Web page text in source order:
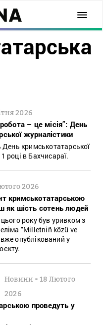
2026
– це місія”: День
журналістики
День кримськотатарської
році в Бахчисараї.
2026
кримськотатарською
як шість сотень людей
року був уривком з
"Milletniñ közü ve
опублікований у
Новини -18 Лютого
2026
проведуть у